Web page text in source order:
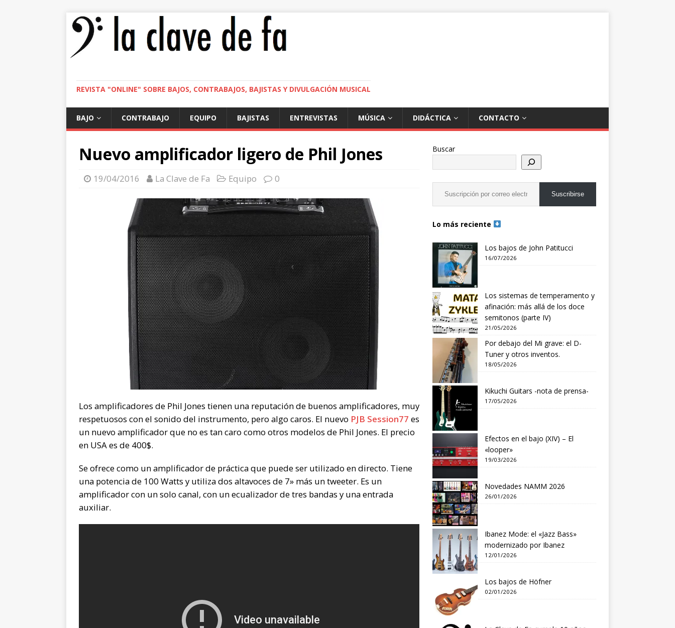
REVISTA "ONLINE" SOBRE BAJOS, CONTRABAJOS, BAJISTAS Y DIVULGACIÓN MUSICAL
BAJO CONTRABAJO EQUIPO BAJISTAS ENTREVISTAS MÚSICA DIDÁCTICA CONTACTO
Nuevo amplificador ligero de Phil Jones
19/04/2016 La Clave de Fa Equipo 0
Los amplificadores de Phil Jones tienen una reputación de buenos amplificadores, muy
respetuosos con el sonido del instrumento, pero algo caros. El nuevo PJB Session77 es
un nuevo amplificador que no es tan caro como otros modelos de Phil Jones. El precio
en USA es de 400$.
Se ofrece como un amplificador de práctica que puede ser utilizado en directo. Tiene
una potencia de 100 Watts y utiliza dos altavoces de 7» más un tweeter. Es un
amplificador con un solo canal, con un ecualizador de tres bandas y una entrada
auxiliar.
Buscar
Suscribirse
Lo más reciente
Los bajos de John Patitucci
16/07/2026
Los sistemas de temperamento y
afinación: más allá de los doce
semitonos (parte IV)
21/05/2026
Por debajo del Mi grave: el D-
Tuner y otros inventos.
18/05/2026
Kikuchi Guitars -nota de prensa-
17/05/2026
Efectos en el bajo (XIV) – El
«looper»
19/03/2026
Novedades NAMM 2026
26/01/2026
Ibanez Mode: el «Jazz Bass»
modernizado por Ibanez
12/01/2026
Los bajos de Höfner
02/01/2026